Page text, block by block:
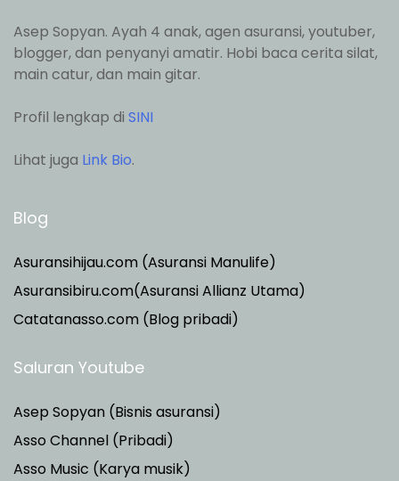
Asep Sopyan. Ayah 4 anak, agen asuransi, youtuber,
blogger, dan penyanyi amatir. Hobi baca cerita silat,
main catur, dan main gitar.
Profil lengkap di SINI
Lihat juga Link Bio.
Blog
Asuransihijau.com (Asuransi Manulife)
Asuransibiru.com(Asuransi Allianz Utama)
Catatanasso.com (Blog pribadi)
Saluran Youtube
Asep Sopyan (Bisnis asuransi)
Asso Channel (Pribadi)
Asso Music (Karya musik)